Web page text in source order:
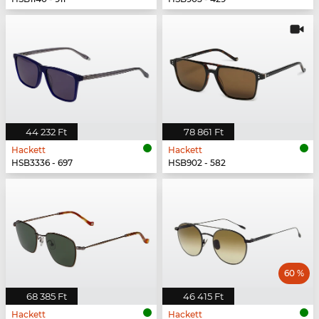
44 232 Ft
Hackett
HSB3336 - 697
78 861 Ft
Hackett
HSB902 - 582
68 385 Ft
Hackett
46 415 Ft
60 %
Hackett